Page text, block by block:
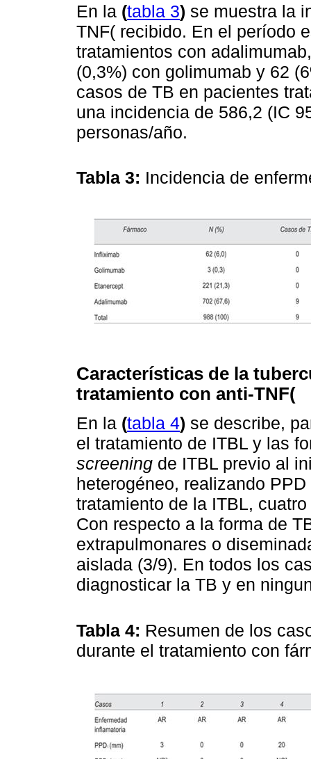
En la (tabla 3) se muestra la
TNF( recibido. En el período
tratamientos con
(0,3%) con golimumab y 62
casos de TB en pacientes
una incidencia de 586,2 (IC
personas/año.
Tabla 3: Incidencia de
Características de la
tratamiento con anti-TNF(
En la (tabla 4) se describe,
el tratamiento de ITBL y las
screening de ITBL previo al
heterogéneo, realizando
tratamiento de la ITBL,
Con respecto a la forma de
extrapulmonares o
aislada (3/9). En todos los
diagnosticar la TB y en
Tabla 4: Resumen de los
durante el tratamiento con